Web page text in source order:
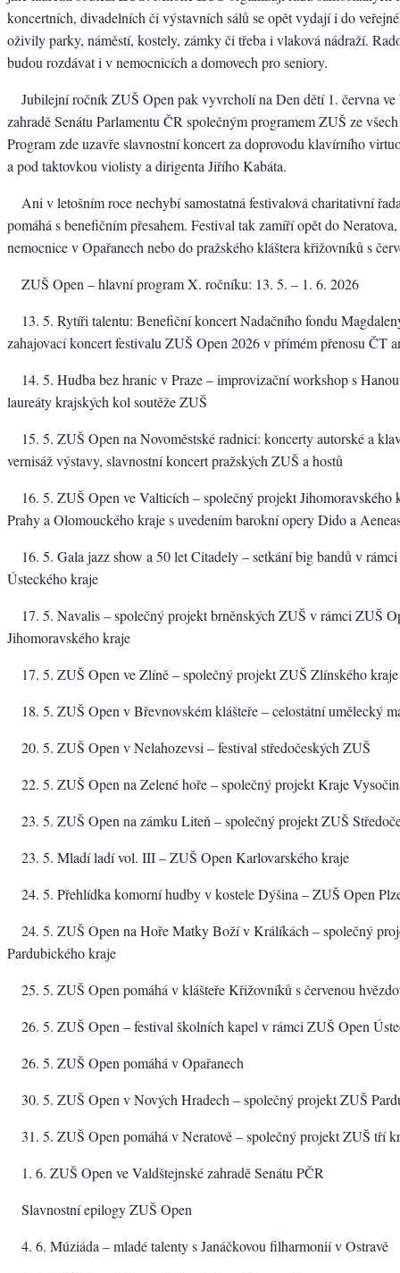
koncertních, divadelních či výstavních sálů se opět vydají i do
oživily parky, náměstí, kostely, zámky či třeba i vlaková nádraží.
budou rozdávat i v nemocnicích a domovech pro seniory.
Jubilejní ročník ZUŠ Open pak vyvrcholí na Den dětí 1. června ve
zahradě Senátu Parlamentu ČR společným programem ZUŠ ze
Program zde uzavře slavnostní koncert za doprovodu klavírního
a pod taktovkou violisty a dirigenta Jiřího Kabáta.
Ani v letošním roce nechybí samostatná festivalová charitativní
pomáhá s benefičním přesahem. Festival tak zamíří opět do
nemocnice v Opařanech nebo do pražského kláštera křižovníků s
ZUŠ Open – hlavní program X. ročníku: 13. 5. – 1. 6. 2026
13. 5. Rytíři talentu: Benefiční koncert Nadačního fondu
zahajovací koncert festivalu ZUŠ Open 2026 v přímém přenosu ČT
14. 5. Hudba bez hranic v Praze – improvizační workshop s
laureáty krajských kol soutěže ZUŠ
15. 5. ZUŠ Open na Novoměstské radnici: koncerty autorské a
vernisáž výstavy, slavnostní koncert pražských ZUŠ a hostů
16. 5. ZUŠ Open ve Valticích – společný projekt Jihomoravského
Prahy a Olomouckého kraje s uvedením barokní opery Dido a
16. 5. Gala jazz show a 50 let Citadely – setkání big bandů v
Ústeckého kraje
17. 5. Navalis – společný projekt brněnských ZUŠ v rámci ZUŠ
Jihomoravského kraje
17. 5. ZUŠ Open ve Zlíně – společný projekt ZUŠ Zlínského kraje
18. 5. ZUŠ Open v Břevnovském klášteře – celostátní umělecký
20. 5. ZUŠ Open v Nelahozevsi – festival středočeských ZUŠ
22. 5. ZUŠ Open na Zelené hoře – společný projekt Kraje
23. 5. ZUŠ Open na zámku Liteň – společný projekt ZUŠ
23. 5. Mladí ladí vol. III – ZUŠ Open Karlovarského kraje
24. 5. Přehlídka komorní hudby v kostele Dýšina – ZUŠ Open
24. 5. ZUŠ Open na Hoře Matky Boží v Králíkách – společný
Pardubického kraje
25. 5. ZUŠ Open pomáhá v klášteře Křižovníků s červenou
26. 5. ZUŠ Open – festival školních kapel v rámci ZUŠ Open
26. 5. ZUŠ Open pomáhá v Opařanech
30. 5. ZUŠ Open v Nových Hradech – společný projekt ZUŠ
31. 5. ZUŠ Open pomáhá v Neratově – společný projekt ZUŠ tří
1. 6. ZUŠ Open ve Valdštejnské zahradě Senátu PČR
Slavnostní epilogy ZUŠ Open
4. 6. Múziáda – mladé talenty s Janáčkovou filharmonií v Ostravě